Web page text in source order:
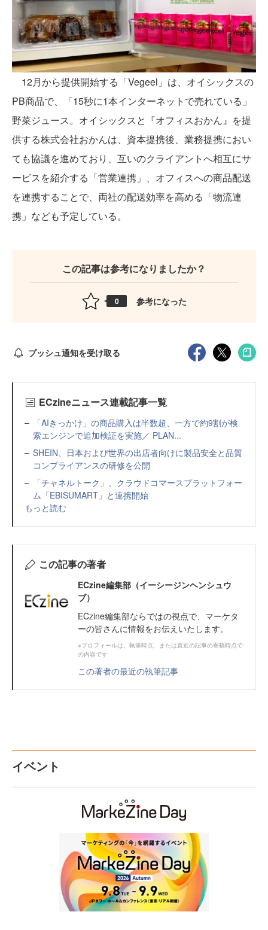
12月から提供開始する「Vegeel」は、オイシックスの
PB商品で、「15秒に1本インターネットで売れている」
野菜ジュース。オイシックスと『オフィスおかん』を提
供する株式会社おかんは、資本提携後、業務提携におい
ても協議を進めており、互いのクライアントへ相互にサ
ービスを紹介する「営業連携」、オフィスへの商品配送
を連携することで、両社の配送効率を高める「物流連
携」なども予定している。
この記事は参考になりましたか？
0 参考になった
プッシュ通知を受け取る
ECzineニュース連載記事一覧
「AIきっかけ」の商品購入は半数超、一方で約9割が検
索エンジンで追加検証を実施／ PLAN...
SHEIN、日本および世界の出店者向けに製品安全と品質
コンプライアンスの研修を公開
「チャネルトーク」、クラウドコマースプラットフォー
ム「EBISUMART」と連携開始
もっと読む
この記事の著者
ECzine編集部（イーシージンヘンシュウ
ブ）
ECzine編集部ならではの視点で、マーケタ
ーの皆さんに情報をお伝えいたします。
※プロフィールは、執筆時点、または直近の記事の寄稿時点で
の内容です
この著者の最近の執筆記事
イベント